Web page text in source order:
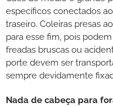
específicos conectados
traseiro. Coleiras presas
para esse fim, pois
freadas bruscas ou
porte devem ser
sempre devidamente
Nada de cabeça para